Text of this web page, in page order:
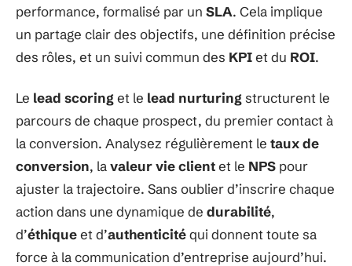
performance, formalisé par un SLA. Cela implique
un partage clair des objectifs, une définition précise
des rôles, et un suivi commun des KPIet du ROI.
Le lead scoring et le lead nurturing structurent le
parcours de chaque prospect, du premier contact à
la conversion. Analysez régulièrement le taux de
conversion, lavaleur vie clientet le NPS pour
ajuster la trajectoire. Sans oublier d’inscrire chaque
action dans une dynamique de durabilité,
d’éthiqueet d’authenticitéqui donnent toute sa
force à la communication d’entreprise aujourd’hui.